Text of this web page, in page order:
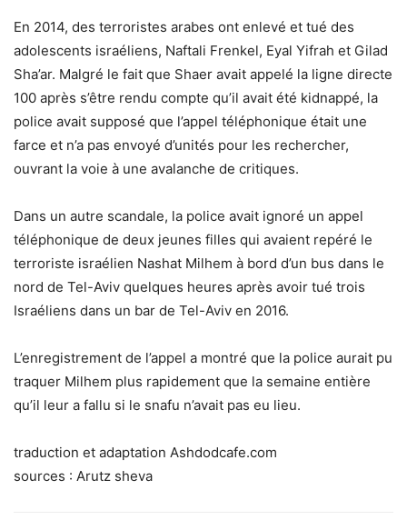
En 2014, des terroristes arabes ont enlevé et tué des
adolescents israéliens, Naftali Frenkel, Eyal Yifrah et Gilad
Sha’ar. Malgré le fait que Shaer avait appelé la ligne directe
100 après s’être rendu compte qu’il avait été kidnappé, la
police avait supposé que l’appel téléphonique était une
farce et n’a pas envoyé d’unités pour les rechercher,
ouvrant la voie à une avalanche de critiques.
Dans un autre scandale, la police avait ignoré un appel
téléphonique de deux jeunes filles qui avaient repéré le
terroriste israélien Nashat Milhem à bord d’un bus dans le
nord de Tel-Aviv quelques heures après avoir tué trois
Israéliens dans un bar de Tel-Aviv en 2016.
L’enregistrement de l’appel a montré que la police aurait pu
traquer Milhem plus rapidement que la semaine entière
qu’il leur a fallu si le snafu n’avait pas eu lieu.
traduction et adaptation Ashdodcafe.com
sources : Arutz sheva